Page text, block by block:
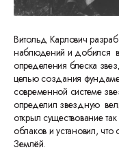
Витольд Карлович
наблюдений и добился
определения блеска
целью создания
современной системе
определил звездную
открыл существование
облаков и установил,
Землёй.